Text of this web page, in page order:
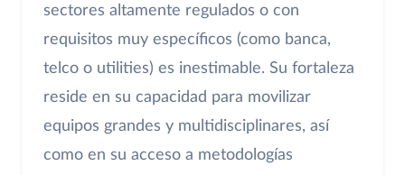
sectores altamente regulados o con
requisitos muy específicos (como banca,
telco o utilities) es inestimable. Su fortaleza
reside en su capacidad para movilizar
equipos grandes y multidisciplinares, así
como en su acceso a metodologías